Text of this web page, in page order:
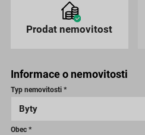
Prodat nemovitost
Informace o nemovitosti
Typ nemovitosti *
Obec *